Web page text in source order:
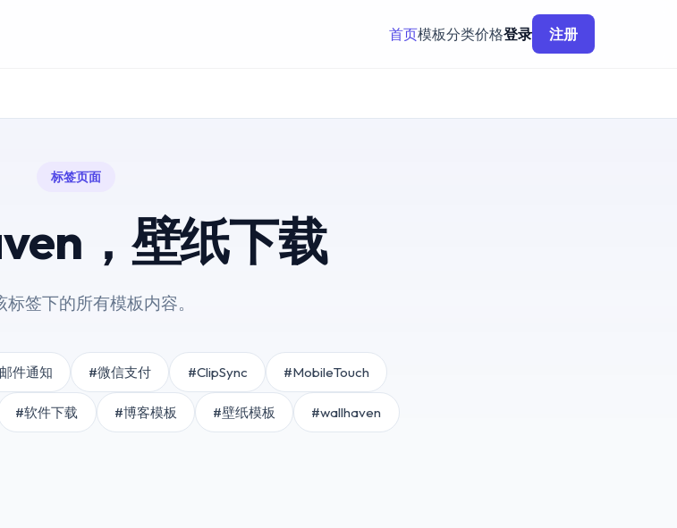
首页模板分类价格登录 注册
标签页面
，壁纸下载
标签下的所有模板内容。
件通知 #微信支付 #ClipSync #MobileTouch
#软件下载 #博客模板 #壁纸模板 #wallhaven